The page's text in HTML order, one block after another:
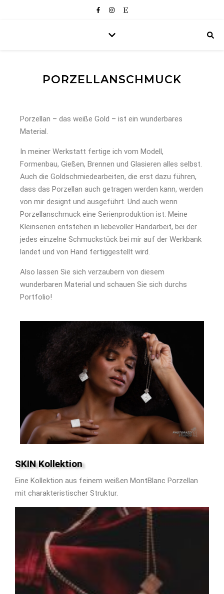
PORZELLANSCHMUCK
Porzellan – das weiße Gold – ist ein wunderbares
Material.
In meiner Werkstatt fertige ich vom Modell,
Formenbau, Gießen, Brennen und Glasieren alles selbst.
Auch die Goldschmiedearbeiten, die erst dazu führen,
dass das Porzellan auch getragen werden kann, werden
von mir designt und ausgeführt. Und auch wenn
Porzellanschmuck eine Serienproduktion ist: Meine
Kleinserien entstehen in liebevoller Handarbeit, bei der
jedes einzelne Schmuckstück bei mir auf der Werkbank
landet und von Hand fertiggestellt wird.
Also lassen Sie sich verzaubern von diesem
wunderbaren Material und schauen Sie sich durchs
Portfolio!
SKIN Kollektion
Eine Kollektion aus feinem weißen MontBlanc Porzellan
mit charakteristischer Struktur.